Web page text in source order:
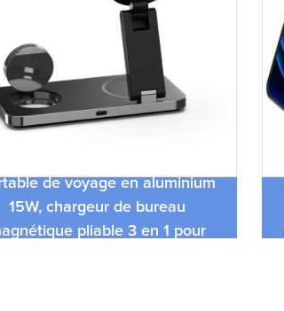
de voyage en aluminium
15W, chargeur de bureau
pliable 3 en 1 pour